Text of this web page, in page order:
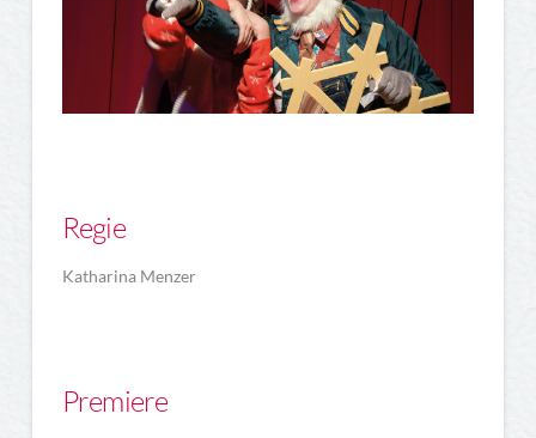
Regie
Katharina Menzer
Premiere